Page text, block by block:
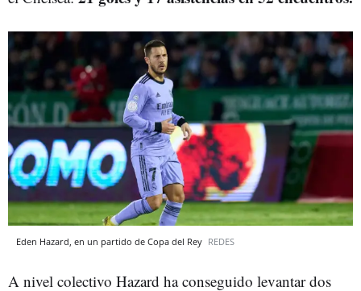
Eden Hazard, en un partido de Copa del Rey REDES
A nivel colectivo Hazard ha conseguido levantar dos